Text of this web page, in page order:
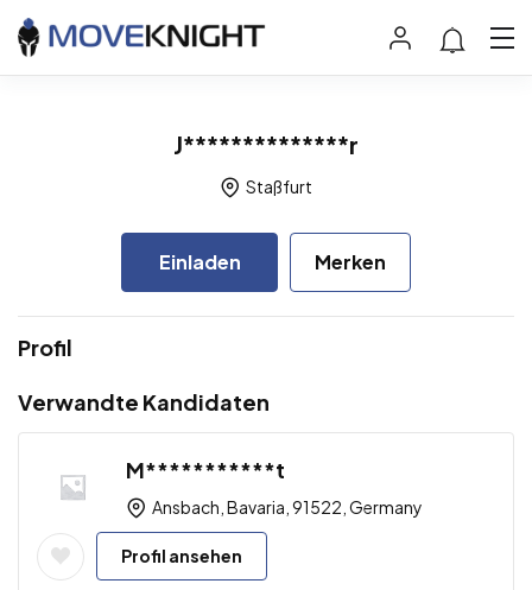
J**************r
Staßfurt
Einladen Merken
Profil
Verwandte Kandidaten
M***********t
Ansbach, Bavaria, 91522, Germany
Profil ansehen